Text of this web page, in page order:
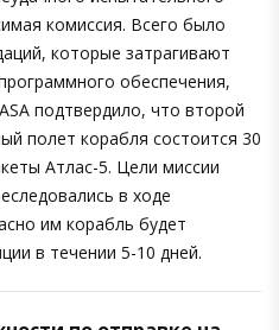
комиссия. Всего было
которые затрагивают
обеспечения,
подтвердило, что второй
полет корабля состоится 30
Атлас-5. Цели миссии
в ходе
им корабль будет
в течении 5-10 дней.